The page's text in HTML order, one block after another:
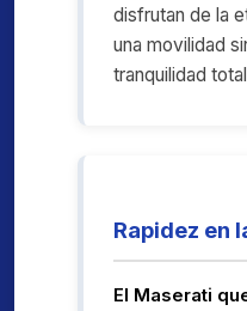
disfrutan de la
una movilidad
tranquilidad
Rapidez en
El Maserati